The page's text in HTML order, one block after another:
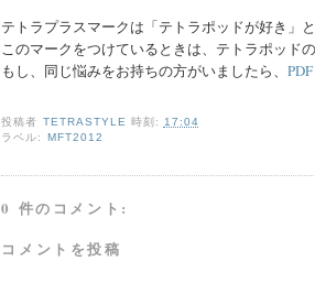
テトラプラスマークは「テトラポッドが好き」
このマークをつけているときは、テトラポッド
もし、同じ悩みをお持ちの方がいましたら、
投稿者 TETRASTYLE 時刻:
17:04
ラベル: MFT2012
0 件のコメント:
コメントを投稿